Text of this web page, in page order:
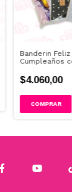
Banderin Feliz
Cumpleaños
$4.060,00
COMPRAR